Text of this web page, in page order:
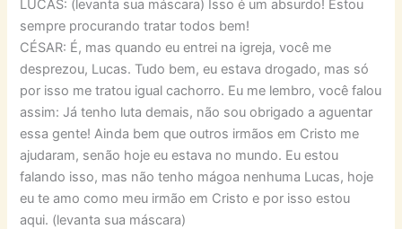
LUCAS: (levanta sua máscara) Isso é um absurdo! Estou
sempre procurando tratar todos bem!
CÉSAR: É, mas quando eu entrei na igreja, você me
desprezou, Lucas. Tudo bem, eu estava drogado, mas só
por isso me tratou igual cachorro. Eu me lembro, você falou
assim: Já tenho luta demais, não sou obrigado a aguentar
essa gente! Ainda bem que outros irmãos em Cristo me
ajudaram, senão hoje eu estava no mundo. Eu estou
falando isso, mas não tenho mágoa nenhuma Lucas, hoje
eu te amo como meu irmão em Cristo e por isso estou
aqui. (levanta sua máscara)